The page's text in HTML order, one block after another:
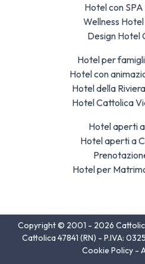
Hotel con
Wellness
Design Hotel
Hotel per
Hotel con
Hotel della
Hotel Cattolica
Hotel aperti
Hotel aperti a
Hotel per
Copyright © 2001 - 2026
Cattolica 47841 (RN) - P.IVA:
Cookie Policy -